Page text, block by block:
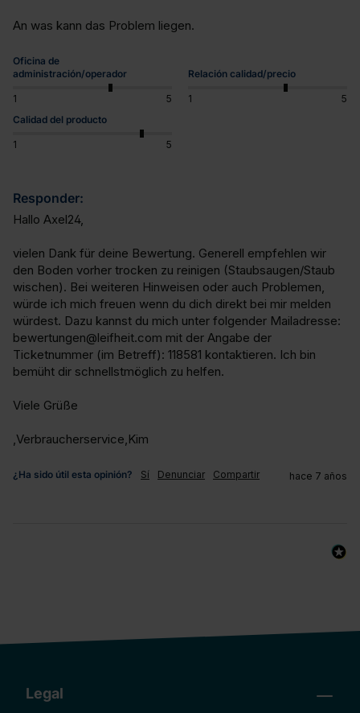
An was kann das Problem liegen.
Oficina de
administración/operador
1 5
Relación calidad/precio
1
5
Calidad del producto
1 5
Responder:
Hallo Axel24,
vielen Dank für deine Bewertung. Generell empfehlen wir
den Boden vorher trocken zu reinigen (Staubsaugen/Staub
wischen). Bei weiteren Hinweisen oder auch Problemen,
würde ich mich freuen wenn du dich direkt bei mir melden
würdest. Dazu kannst du mich unter folgender Mailadresse:
bewertungen@leifheit.com mit der Angabe der
Ticketnummer (im Betreff): 118581 kontaktieren. Ich bin
bemüht dir schnellstmöglich zu helfen.
Viele Grüße
,Verbraucherservice,Kim
¿Ha sido útil esta opinión? Sí Denunciar Compartir hace 7 años
Legal